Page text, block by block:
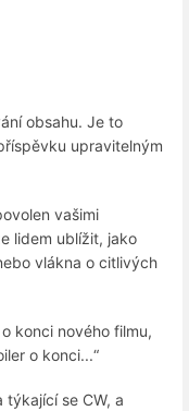
obsahu. Je to
upravitelným
vašimi
lidem ublížit, jako
vlákna o citlivých
konci nového filmu,
o konci...“
se CW, a